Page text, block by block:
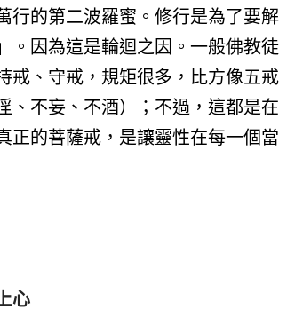
行的第二波羅蜜。修行是為了要解
。因為這是輪迴之因。一般佛教徒
戒、守戒，規矩很多，比方像五戒
、不妄、不酒）；不過，這都是在
正的菩薩戒，是讓靈性在每一個當
心